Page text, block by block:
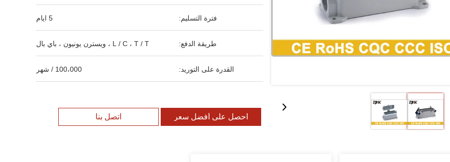
فترة التسليم: 5 ايام
طريقة الدفع: L / C ، T / T ، ويسترن يونيون ، باي بال
القدرة على التوريد: 100،000 / شهر
احصل على أفضل سعر اتصل بنا